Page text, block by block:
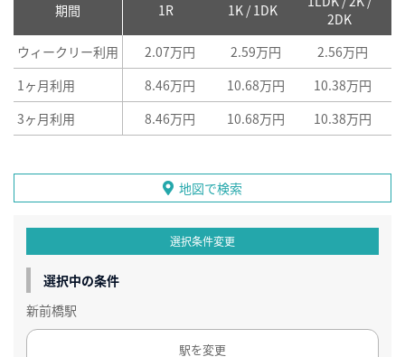
期間 1R 1K / 1DK
2DK
ウィークリー利用 2.07万円 2.59万円 2.56万円
1ヶ月利用
8.46万円 10.68万円 10.38万円
3ヶ月利用
8.46万円 10.68万円 10.38万円
地図で検索
選択条件変更
選択中の条件
新前橋駅
駅を変更